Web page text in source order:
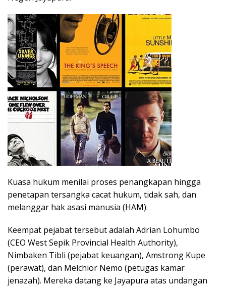
Kuasa hukum menilai proses penangkapan hingga
penetapan tersangka cacat hukum, tidak sah, dan
melanggar hak asasi manusia (HAM).
Keempat pejabat tersebut adalah Adrian Lohumbo
(CEO West Sepik Provincial Health Authority),
Nimbaken Tibli (pejabat keuangan), Amstrong Kupe
(perawat), dan Melchior Nemo (petugas kamar
jenazah). Mereka datang ke Jayapura atas undangan